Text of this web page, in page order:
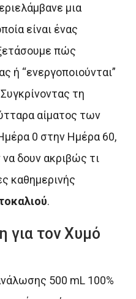
μια
είναι ένας
πώς
ή “ενεργοποιούνται”
τη
αίματος των
0 στην Ημέρα 60,
δουν ακριβώς τι
καθημερινής
.
για τον Χυμό
500 mL 100%